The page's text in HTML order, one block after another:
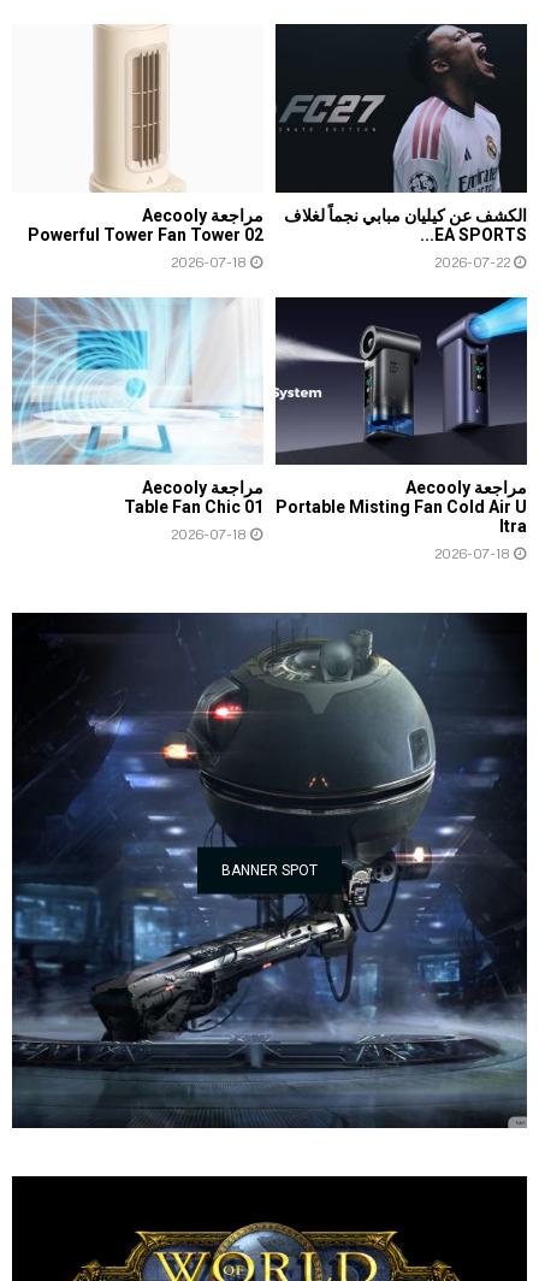
الكشف عن كيليان مبابي نجماً لغلاف
EA SPORTS...
2026-07-22
مراجعة Aecooly
Powerful Tower Fan Tower 02
2026-07-18
مراجعة Aecooly
Portable Misting Fan Cold Air U
ltra
2026-07-18
مراجعة Aecooly
Table Fan Chic 01
2026-07-18
BANNER SPOT